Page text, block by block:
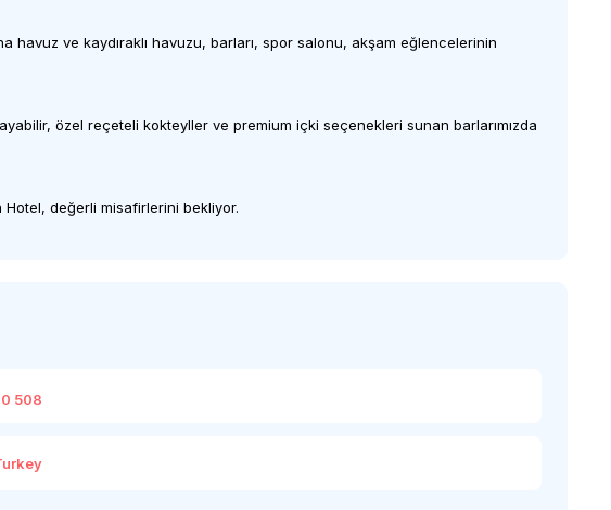
havuz ve kaydıraklı havuzu, barları, spor salonu, akşam eğlencelerinin
özel reçeteli kokteyller ve premium içki seçenekleri sunan barlarımızda
değerli misafirlerini bekliyor.
508